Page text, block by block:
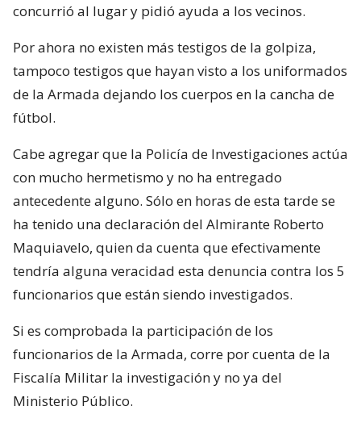
concurrió al lugar y pidió ayuda a los vecinos.
Por ahora no existen más testigos de la golpiza,
tampoco testigos que hayan visto a los uniformados
de la Armada dejando los cuerpos en la cancha de
fútbol.
Cabe agregar que la Policía de Investigaciones actúa
con mucho hermetismo y no ha entregado
antecedente alguno. Sólo en horas de esta tarde se
ha tenido una declaración del Almirante Roberto
Maquiavelo, quien da cuenta que efectivamente
tendría alguna veracidad esta denuncia contra los 5
funcionarios que están siendo investigados.
Si es comprobada la participación de los
funcionarios de la Armada, corre por cuenta de la
Fiscalía Militar la investigación y no ya del
Ministerio Público.